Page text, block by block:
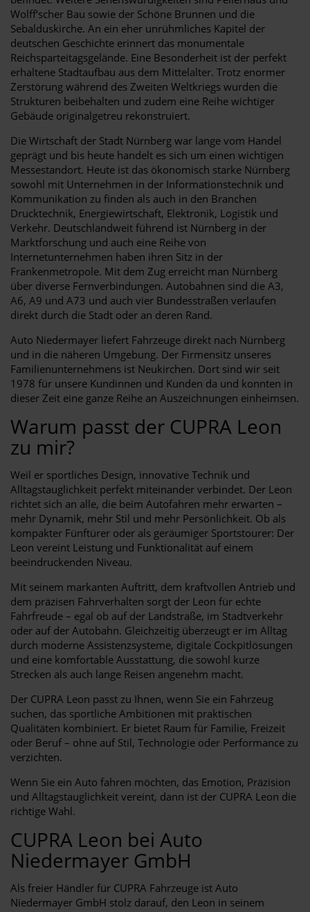
Wolff‘scher Bau sowie der Schöne Brunnen und die
Sebalduskirche. An ein eher unrühmliches Kapitel der
deutschen Geschichte erinnert das monumentale
Reichsparteitagsgelände. Eine Besonderheit ist der perfekt
erhaltene Stadtaufbau aus dem Mittelalter. Trotz enormer
Zerstörung während des Zweiten Weltkriegs wurden die
Strukturen beibehalten und zudem eine Reihe wichtiger
Gebäude originalgetreu rekonstruiert.
Die Wirtschaft der Stadt Nürnberg war lange vom Handel
geprägt und bis heute handelt es sich um einen wichtigen
Messestandort. Heute ist das ökonomisch starke Nürnberg
sowohl mit Unternehmen in der Informationstechnik und
Kommunikation zu finden als auch in den Branchen
Drucktechnik, Energiewirtschaft, Elektronik, Logistik und
Verkehr. Deutschlandweit führend ist Nürnberg in der
Marktforschung und auch eine Reihe von
Internetunternehmen haben ihren Sitz in der
Frankenmetropole. Mit dem Zug erreicht man Nürnberg
über diverse Fernverbindungen. Autobahnen sind die A3,
A6, A9 und A73 und auch vier Bundesstraßen verlaufen
direkt durch die Stadt oder an deren Rand.
Auto Niedermayer liefert Fahrzeuge direkt nach Nürnberg
und in die näheren Umgebung. Der Firmensitz unseres
Familienunternehmens ist Neukirchen. Dort sind wir seit
1978 für unsere Kundinnen und Kunden da und konnten in
dieser Zeit eine ganze Reihe an Auszeichnungen einheimsen.
Warum passt der CUPRA Leon
zu mir?
Weil er sportliches Design, innovative Technik und
Alltagstauglichkeit perfekt miteinander verbindet. Der Leon
richtet sich an alle, die beim Autofahren mehr erwarten –
mehr Dynamik, mehr Stil und mehr Persönlichkeit. Ob als
kompakter Fünftürer oder als geräumiger Sportstourer: Der
Leon vereint Leistung und Funktionalität auf einem
beeindruckenden Niveau.
Mit seinem markanten Auftritt, dem kraftvollen Antrieb und
dem präzisen Fahrverhalten sorgt der Leon für echte
Fahrfreude – egal ob auf der Landstraße, im Stadtverkehr
oder auf der Autobahn. Gleichzeitig überzeugt er im Alltag
durch moderne Assistenzsysteme, digitale Cockpitlösungen
und eine komfortable Ausstattung, die sowohl kurze
Strecken als auch lange Reisen angenehm macht.
Der CUPRA Leon passt zu Ihnen, wenn Sie ein Fahrzeug
suchen, das sportliche Ambitionen mit praktischen
Qualitäten kombiniert. Er bietet Raum für Familie, Freizeit
oder Beruf – ohne auf Stil, Technologie oder Performance zu
verzichten.
Wenn Sie ein Auto fahren möchten, das Emotion, Präzision
und Alltagstauglichkeit vereint, dann ist der CUPRA Leon die
richtige Wahl.
CUPRA Leon bei Auto
Niedermayer GmbH
Als freier Händler für CUPRA Fahrzeuge ist Auto
Niedermayer GmbH stolz darauf, den Leon in seinem